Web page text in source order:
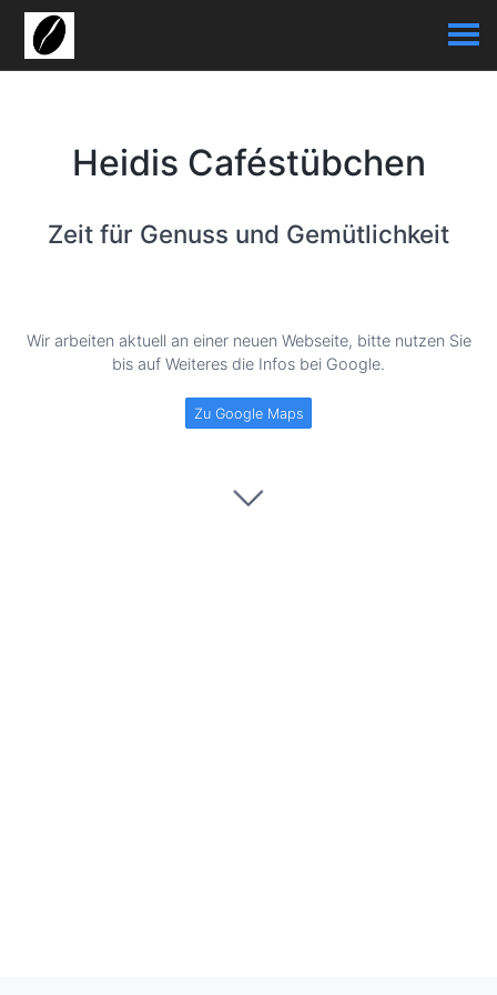
Heidis Caféstübchen
Zeit für Genuss und Gemütlichkeit
Wir arbeiten aktuell an einer neuen Webseite, bitte nutzen Sie
bis auf Weiteres die Infos bei Google.
Zu Google Maps